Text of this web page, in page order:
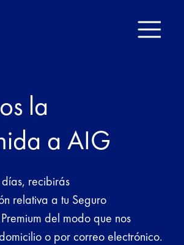
la
a AIG
recibirás
relativa a tu Seguro
del modo que nos
o por correo electrónico.